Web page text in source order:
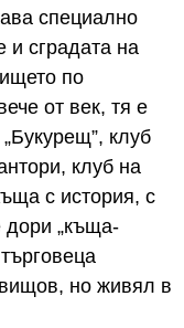
специално
и сградата на
по
от век, тя e
клуб
клуб на
с история, с
дори „къща-
но живял в